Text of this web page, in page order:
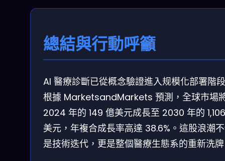
總結與行動呼籲
AI 醫療診斷已從概念驗證進入规模化部署階
根據 MarketsandMarkets 預測，全球市場
2024 年的 149 億美元成長至 2030 年的
美元，年複合成長率高達 38.6%。這股浪潮
是技術迭代，更是整個醫療生態系的重新洗